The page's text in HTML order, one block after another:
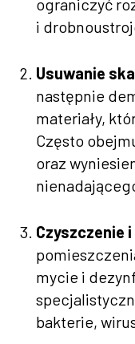
i
Usuwanie
następnie
materiały,
Często
oraz
Czyszczenie
mycie i
bakterie,